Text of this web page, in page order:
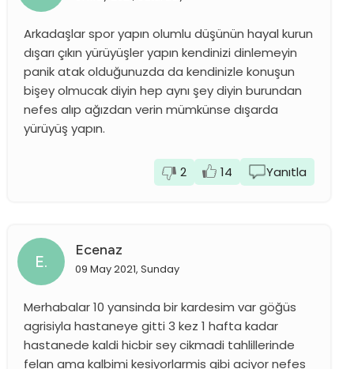
Arkadaşlar spor yapın olumlu düşünün hayal kurun
dışarı çıkın yürüyüşler yapın kendinizi dinlemeyin
panik atak olduğunuzda da kendinizle konuşun
bişey olmucak diyin hep aynı şey diyin burundan
nefes alıp ağızdan verin mümkünse dışarda
yürüyüş yapın.
2 14 Yanıtla
E.
Ecenaz
09 May 2021, Sunday
Merhabalar 10 yansinda bir kardesim var göğüs
agrisiyla hastaneye gitti 3 kez 1 hafta kadar
hastanede kaldi hicbir sey cikmadi tahlillerinde
felan ama kalbimi kesiyorlarmis gibi aciyor nefes